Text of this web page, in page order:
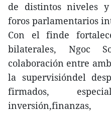
de distintos niveles
foros parlamentarios
Con el finde
bilaterales, Ngoc
colaboración entre
la supervisióndel
firmados,